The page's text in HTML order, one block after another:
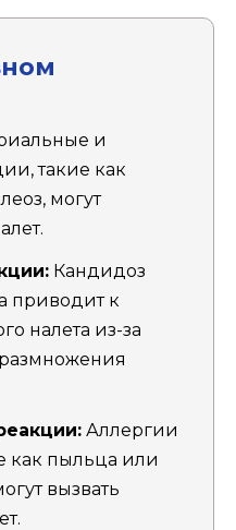
и
такие как
могут
Кандидоз
приводит к
налета из-за
Аллергии
как пыльца или
вызвать